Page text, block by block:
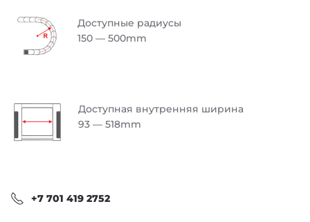
Доступные радиусы
150 — 500mm
Доступная внутренняя ширина
93 — 518mm
+7 701 419 2752